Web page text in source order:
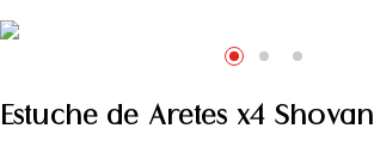
Estuche de Aretes x4 Shovan